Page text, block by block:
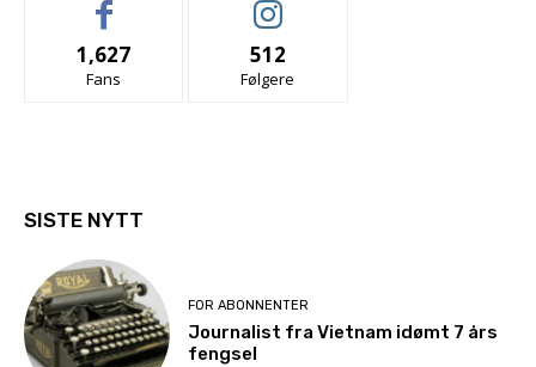
1,627
Fans
512
Følgere
SISTE NYTT
FOR ABONNENTER
Journalist fra Vietnam idømt 7 års
fengsel